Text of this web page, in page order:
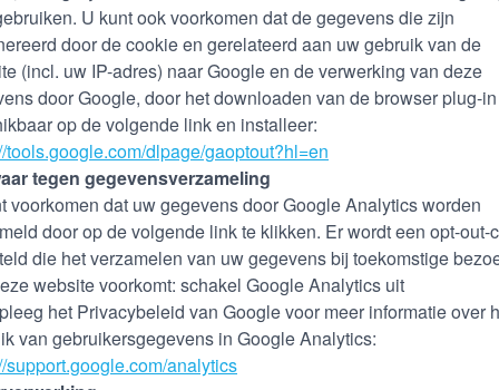
U kunt ook voorkomen dat de gegevens die zijn
door de cookie en gerelateerd aan uw gebruik van de
(incl. uw IP-adres) naar Google en de verwerking van deze
door Google, door het downloaden van de browser plug-in
op de volgende link en installeer:
tools.google.com/dlpage/gaoptout?hl=en
tegen gegevensverzameling
voorkomen dat uw gegevens door Google Analytics worden
door op de volgende link te klikken. Er wordt een opt-out-
die het verzamelen van uw gegevens bij toekomstige
website voorkomt: schakel Google Analytics uit
het Privacybeleid van Google voor meer informatie over
van gebruikersgegevens in Google Analytics:
support.google.com/analytics